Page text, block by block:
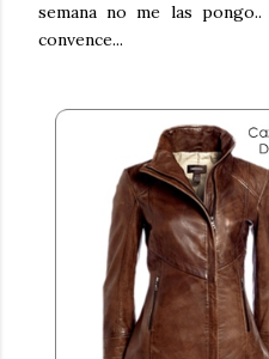
semana no me las
convence...